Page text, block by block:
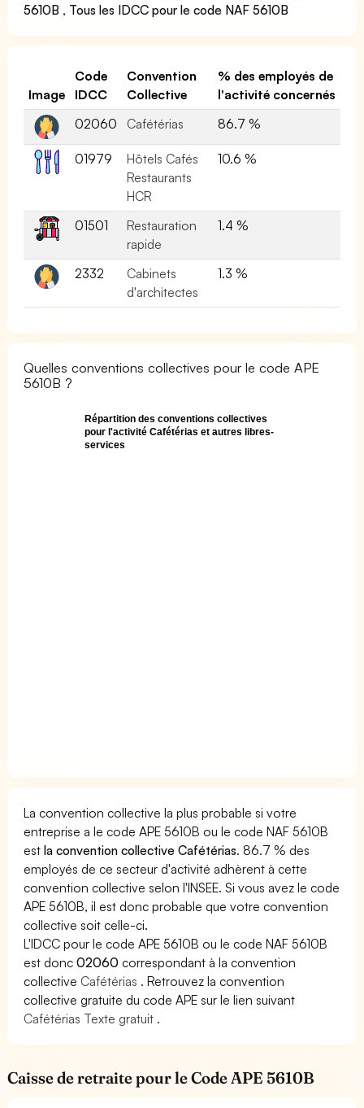
5610B , Tous les IDCC pour le code NAF 5610B
Image
Code
IDCC
Convention
Collective
% des employés de
l'activité concernés
02060
Cafétérias 86.7 %
01979
Hôtels Cafés
Restaurants
HCR
10.6 %
01501
Restauration
rapide
1.4 %
2332
Cabinets
d'architectes
1.3 %
Quelles conventions collectives pour le code APE
5610B ?
Répartition des conventions collectives
pour l'activité Cafétérias et autres libres-
services
La convention collective la plus probable si votre
entreprise a le code APE 5610B ou le code NAF 5610B
estla convention collective Cafétérias. 86.7 % des
employés de ce secteur d'activité adhèrent à cette
convention collective selon l'INSEE. Si vous avez le code
APE 5610B, il est donc probable que votre convention
collective soit celle-ci.
L'IDCC pour le code APE 5610B ou le code NAF 5610B
est donc02060 correspondant à la convention
collective Cafétérias . Retrouvez la convention
collective gratuite du code APE sur le lien suivant
Cafétérias Texte gratuit .
Caisse de retraite pour le Code APE 5610B